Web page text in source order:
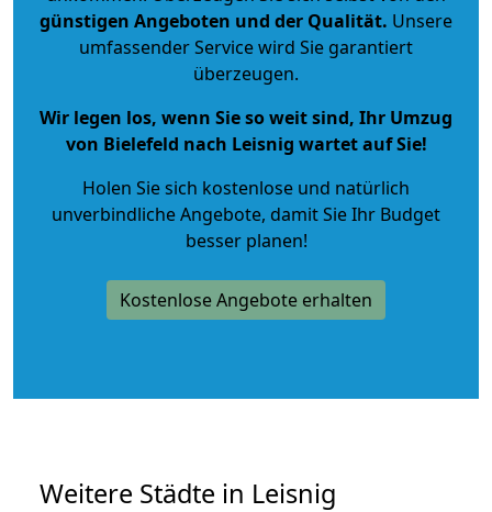
günstigen Angeboten und der Qualität. Unsere
umfassender Service wird Sie garantiert
überzeugen.
Wir legen los, wenn Sie so weit sind, Ihr Umzug
von Bielefeld nach Leisnig wartet auf Sie!
Holen Sie sich kostenlose und natürlich
unverbindliche Angebote, damit Sie Ihr Budget
besser planen!
Kostenlose Angebote erhalten
Weitere Städte in Leisnig